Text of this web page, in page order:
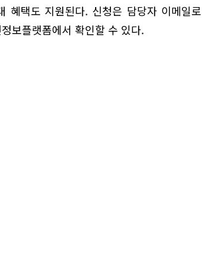
혜택도 지원된다. 신청은 담당자 이메일로
보플랫폼에서 확인할 수 있다.